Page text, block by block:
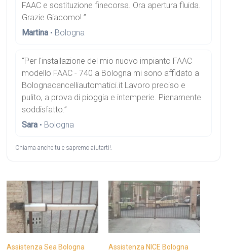
FAAC e sostituzione finecorsa. Ora apertura fluida.
Grazie Giacomo! ”
Martina • Bologna
“Per l'installazione del mio nuovo impianto FAAC
modello FAAC - 740 a Bologna mi sono affidato a
Bolognacancelliautomatici.it Lavoro preciso e
pulito, a prova di pioggia e intemperie. Pienamente
soddisfatto.”
Sara • Bologna
Chiama anche tu e sapremo aiutarti!.
Assistenza Sea Bologna
Assistenza NICE Bologna